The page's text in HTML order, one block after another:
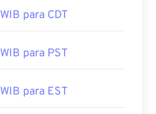
WIB para CDT
WIB para PST
WIB para EST